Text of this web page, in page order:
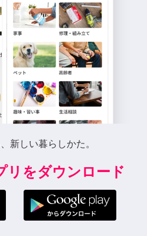
新しい暮らしかた。
リをダウンロード